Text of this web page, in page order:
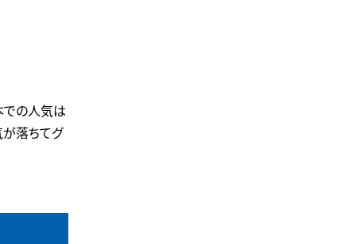
での人気は
が落ちてグ